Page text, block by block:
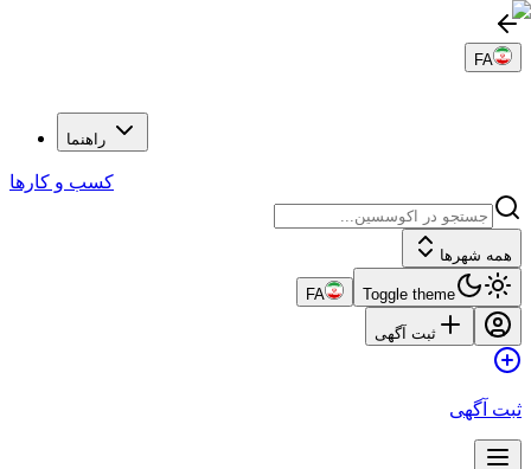
FA
راهنما
کسب و کارها
همه شهرها
Toggle theme
FA
ثبت آگهی
ثبت آگهی